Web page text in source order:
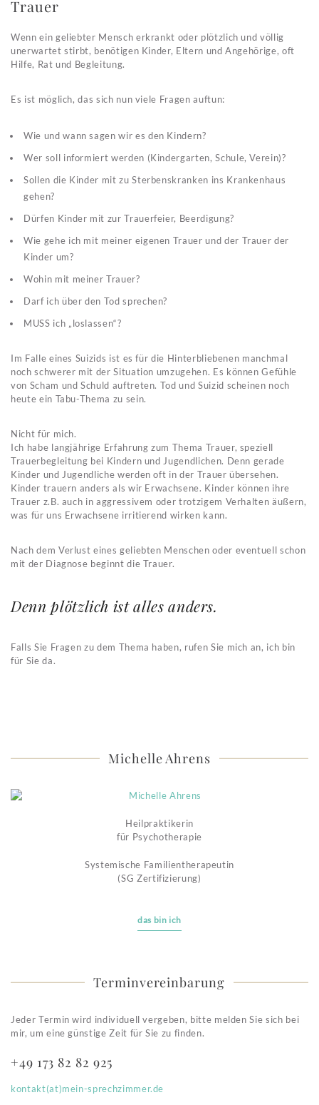
Trauer
Wenn ein geliebter Mensch erkrankt oder plötzlich und völlig
unerwartet stirbt, benötigen Kinder, Eltern und Angehörige, oft
Hilfe, Rat und Begleitung.
Es ist möglich, das sich nun viele Fragen auftun:
Wie und wann sagen wir es den Kindern?
Wer soll informiert werden (Kindergarten, Schule, Verein)?
Sollen die Kinder mit zu Sterbenskranken ins Krankenhaus
gehen?
Dürfen Kinder mit zur Trauerfeier, Beerdigung?
Wie gehe ich mit meiner eigenen Trauer und der Trauer der
Kinder um?
Wohin mit meiner Trauer?
Darf ich über den Tod sprechen?
MUSS ich „loslassen“?
Im Falle eines Suizids ist es für die Hinterbliebenen manchmal
noch schwerer mit der Situation umzugehen. Es können Gefühle
von Scham und Schuld auftreten. Tod und Suizid scheinen noch
heute ein Tabu-Thema zu sein.
Nicht für mich.
Ich habe langjährige Erfahrung zum Thema Trauer, speziell
Trauerbegleitung bei Kindern und Jugendlichen. Denn gerade
Kinder und Jugendliche werden oft in der Trauer übersehen.
Kinder trauern anders als wir Erwachsene. Kinder können ihre
Trauer z.B. auch in aggressivem oder trotzigem Verhalten äußern,
was für uns Erwachsene irritierend wirken kann.
Nach dem Verlust eines geliebten Menschen oder eventuell schon
mit der Diagnose beginnt die Trauer.
Denn plötzlich ist alles anders.
Falls Sie Fragen zu dem Thema haben, rufen Sie mich an, ich bin
für Sie da.
Michelle Ahrens
Heilpraktikerin
für Psychotherapie
Systemische Familientherapeutin
(SG Zertifizierung)
das bin ich
Terminvereinbarung
Jeder Termin wird individuell vergeben, bitte melden Sie sich bei
mir, um eine günstige Zeit für Sie zu finden.
+49 173 82 82 925
kontakt(at)mein-sprechzimmer.de